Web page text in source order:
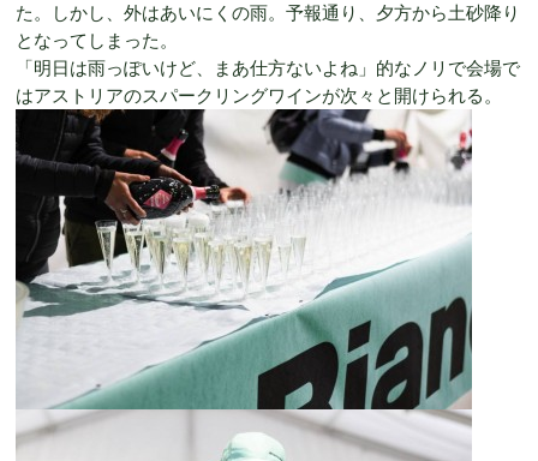
た。しかし、外はあいにくの雨。予報通り、夕方から土砂降り
となってしまった。
「明日は雨っぽいけど、まあ仕方ないよね」的なノリで会場で
はアストリアのスパークリングワインが次々と開けられる。